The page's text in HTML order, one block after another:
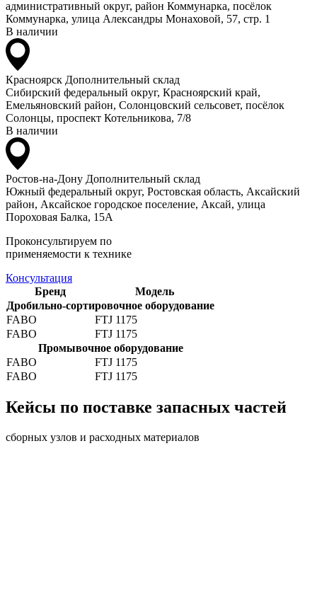
административный округ, район Коммунарка, посёлок
Коммунарка, улица Александры Монаховой, 57, стр. 1
В наличии
Красноярск Дополнительный склад
Сибирский федеральный округ, Красноярский край,
Емельяновский район, Солонцовский сельсовет, посёлок
Солонцы, проспект Котельникова, 7/8
В наличии
Ростов-на-Дону Дополнительный склад
Южный федеральный округ, Ростовская область, Аксайский
район, Аксайское городское поселение, Аксай, улица
Пороховая Балка, 15А
Проконсультируем по
применяемости к технике
Консультация
Бренд
Модель
Дробильно-сортировочное оборудование
FABO
FTJ 1175
FABO
FTJ 1175
Промывочное оборудование
FABO
FTJ 1175
FABO
FTJ 1175
Кейсы по поставке запасных частей
сборных узлов и расходных материалов